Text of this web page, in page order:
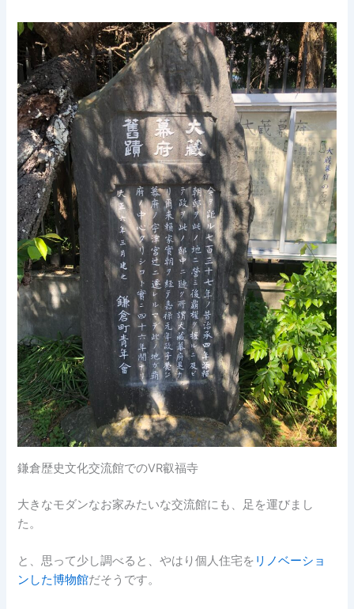
鎌倉歴史文化交流館でのVR叡福寺
大きなモダンなお家みたいな交流館にも、足を運びまし
た。
と、思って少し調べると、やはり個人住宅を リノベーショ
ンした博物館だそうです。